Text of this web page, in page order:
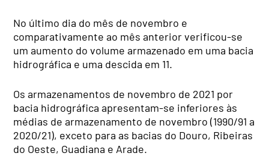
No último dia do mês de novembro e
comparativamente ao mês anterior verificou-se
um aumento do volume armazenado em uma bacia
hidrográfica e uma descida em 11.
Os armazenamentos de novembro de 2021 por
bacia hidrográfica apresentam-se inferiores às
médias de armazenamento de novembro (1990/91 a
2020/21), exceto para as bacias do Douro, Ribeiras
do Oeste, Guadiana e Arade.